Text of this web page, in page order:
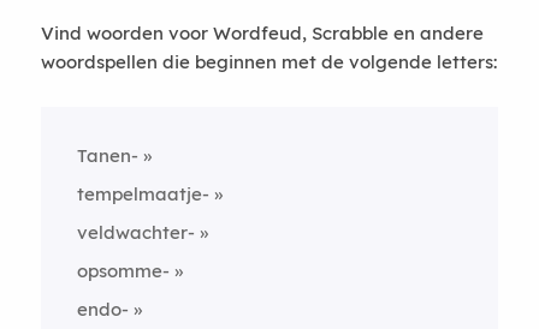
Vind woorden voor Wordfeud, Scrabble en andere
woordspellen die beginnen met de volgende letters:
Tanen-
tempelmaatje-
veldwachter-
opsomme-
endo-